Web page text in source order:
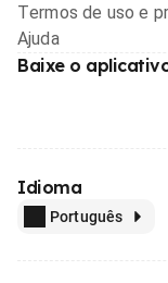
Termos de uso e
Ajuda
Baixe o
Idioma
Português